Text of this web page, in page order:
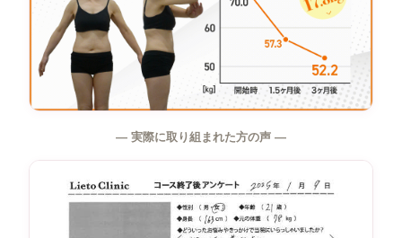
― 実際に取り組まれた方の声 ―